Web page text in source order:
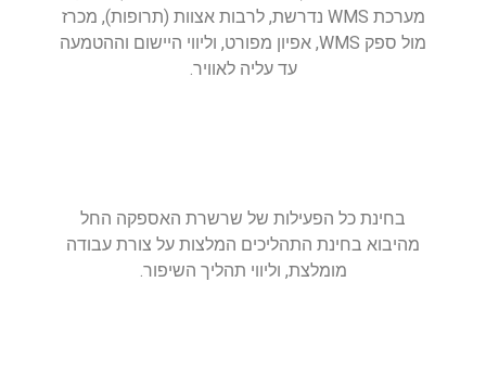
מערכת WMS נדרשת, לרבות אצוות (תרופות), מכרז
מול ספק WMS, אפיון מפורט, וליווי היישום וההטמעה
עד עליה לאוויר.
בחינת כל הפעילות של שרשרת האספקה החל
מהיבוא בחינת התהליכים המלצות על צורת עבודה
מומלצת, וליווי תהליך השיפור.